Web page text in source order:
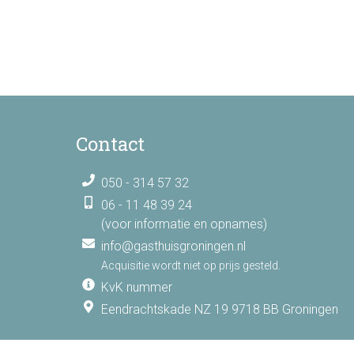
Contact
050 - 314 57 32
06 - 11 48 39 24
(voor informatie en opnames)
info@gasthuisgroningen.nl
Acquisitie wordt niet op prijs gesteld.
KvK nummer
Eendrachtskade NZ 19 9718 BB Groningen